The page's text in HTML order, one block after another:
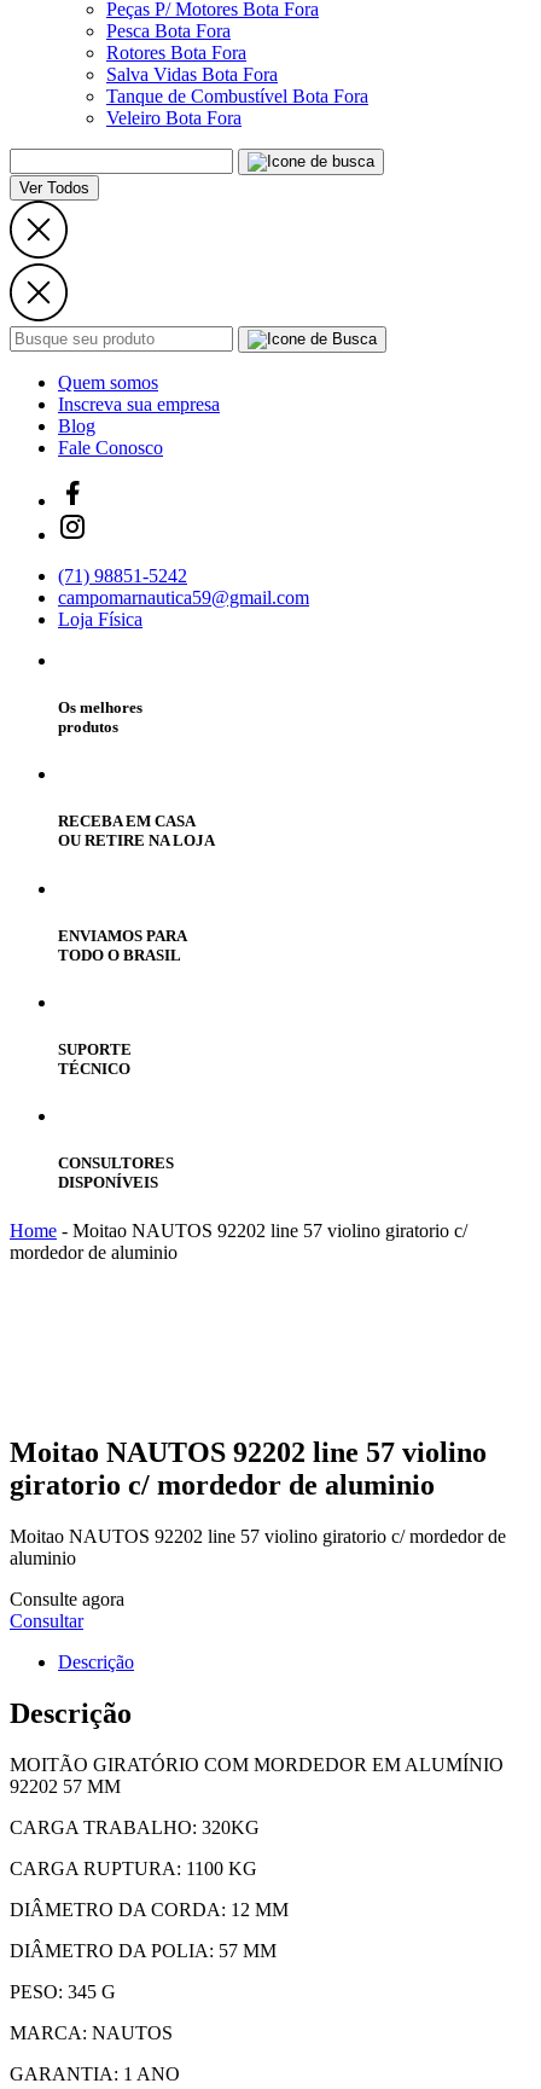
Peças P/ Motores Bota Fora
Pesca Bota Fora
Rotores Bota Fora
Salva Vidas Bota Fora
Tanque de Combustível Bota Fora
Veleiro Bota Fora
Ver Todos
Quem somos
Inscreva sua empresa
Blog
Fale Conosco
(71) 98851-5242
campomarnautica59@gmail.com
Loja Física
Os melhores
produtos
RECEBA EM CASA
OU RETIRE NA LOJA
ENVIAMOS PARA
TODO O BRASIL
SUPORTE
TÉCNICO
CONSULTORES
DISPONÍVEIS
Home - Moitao NAUTOS 92202 line 57 violino giratorio c/
mordedor de aluminio
Moitao NAUTOS 92202 line 57 violino
giratorio c/ mordedor de aluminio
Moitao NAUTOS 92202 line 57 violino giratorio c/ mordedor de
aluminio
Consulte agora
Consultar
Descrição
Descrição
MOITÃO GIRATÓRIO COM MORDEDOR EM ALUMÍNIO
92202 57 MM
CARGA TRABALHO: 320KG
CARGA RUPTURA: 1100 KG
DIÂMETRO DA CORDA: 12 MM
DIÂMETRO DA POLIA: 57 MM
PESO: 345 G
MARCA: NAUTOS
GARANTIA: 1 ANO